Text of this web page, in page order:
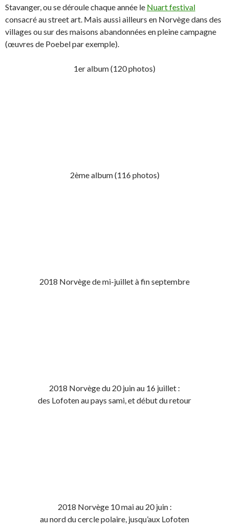
Stavanger, ou se déroule chaque année le Nuart festival
consacré au street art. Mais aussi ailleurs en Norvège dans des
villages ou sur des maisons abandonnées en pleine campagne
(œuvres de Poebel par exemple).
1er album (120 photos)
2ème album (116 photos)
2018 Norvège de mi-juillet à fin septembre
2018 Norvège du 20 juin au 16 juillet :
des Lofoten au pays sami, et début du retour
2018 Norvège 10 mai au 20 juin :
au nord du cercle polaire, jusqu’aux Lofoten